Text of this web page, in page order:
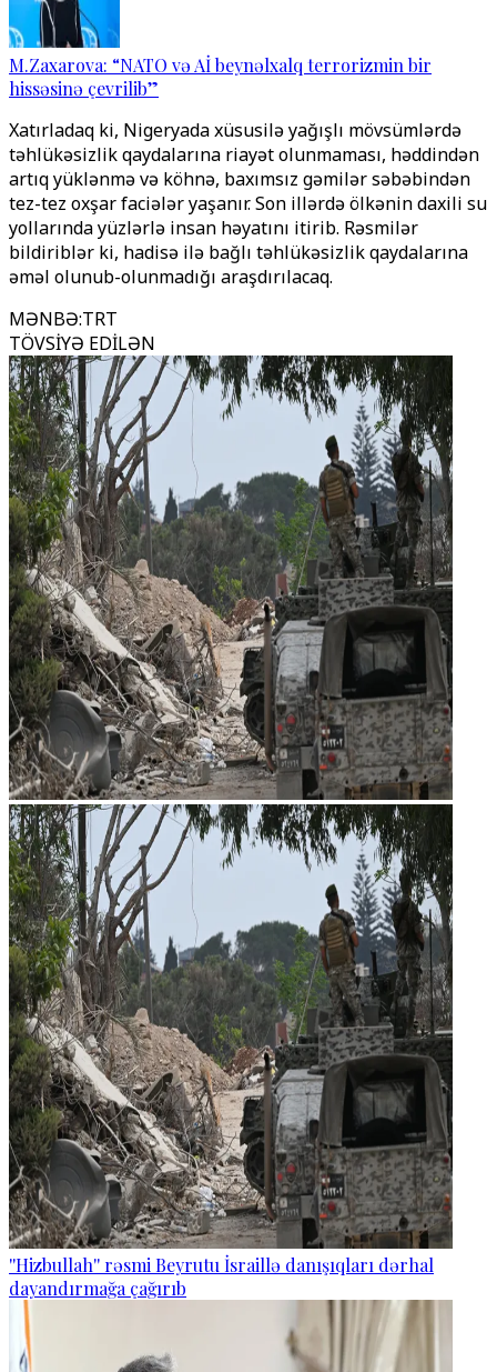
M.Zaxarova: “NATO və Aİ beynəlxalq terrorizmin bir
hissəsinə çevrilib”
Xatırladaq ki, Nigeryada xüsusilə yağışlı mövsümlərdə
təhlükəsizlik qaydalarına riayət olunmaması, həddindən
artıq yüklənmə və köhnə, baxımsız gəmilər səbəbindən
tez-tez oxşar faciələr yaşanır. Son illərdə ölkənin daxili su
yollarında yüzlərlə insan həyatını itirib. Rəsmilər
bildiriblər ki, hadisə ilə bağlı təhlükəsizlik qaydalarına
əməl olunub-olunmadığı araşdırılacaq.
MƏNBƏ:TRT
TÖVSİYƏ EDİLƏN
''Hizbullah'' rəsmi Beyrutu İsraillə danışıqları dərhal
dayandırmağa çağırıb